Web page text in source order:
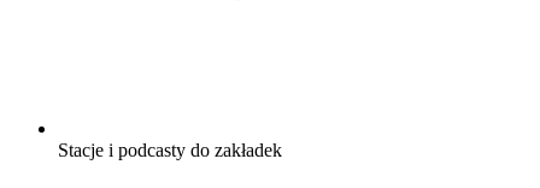
Stacje i podcasty do zakładek